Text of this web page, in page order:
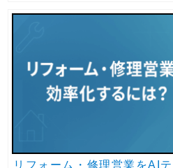
リフォーム・修理営業をAI